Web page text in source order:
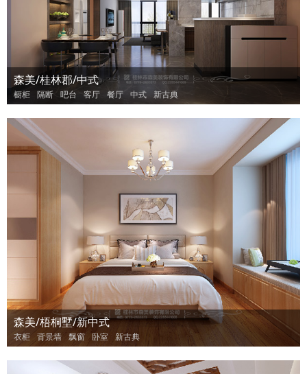
森美/桂林郡/中式
橱柜 隔断 吧台 客厅 餐厅 中式 新古典
森美/梧桐墅/新中式
衣柜 背景墙 飘窗 卧室 新古典